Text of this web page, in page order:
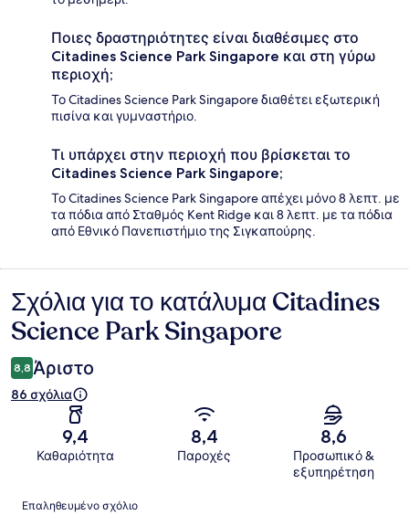
Ποιες δραστηριότητες είναι διαθέσιμες στο
Citadines Science Park Singapore και στη γύρω
περιοχή;
Το Citadines Science Park Singapore διαθέτει εξωτερική
πισίνα και γυμναστήριο.
Τι υπάρχει στην περιοχή που βρίσκεται το
Citadines Science Park Singapore;
Το Citadines Science Park Singapore απέχει μόνο 8 λεπτ. με
τα πόδια από Σταθμός Kent Ridge και 8 λεπτ. με τα πόδια
από Εθνικό Πανεπιστήμιο της Σιγκαπούρης.
Σχόλια
Σχόλια για το κατάλυμα Citadines
Science Park Singapore
8,8 Άριστο
86 σχόλια
9,4
Καθαριότητα
8,4
Παροχές
8,6
Προσωπικό &
εξυπηρέτηση
Σχόλια
Επαληθευμένο σχόλιο